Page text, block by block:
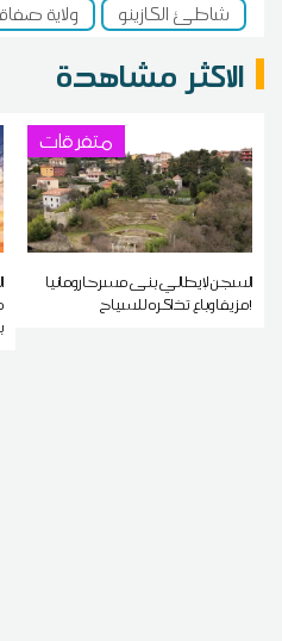
شاطئ الكازينو
ولاية
الاكثر مشاهدة
متفرقات
السجن لإيطالي بنى مسرحا رومانيا
مزيفا وباع تذاكره للسياح!